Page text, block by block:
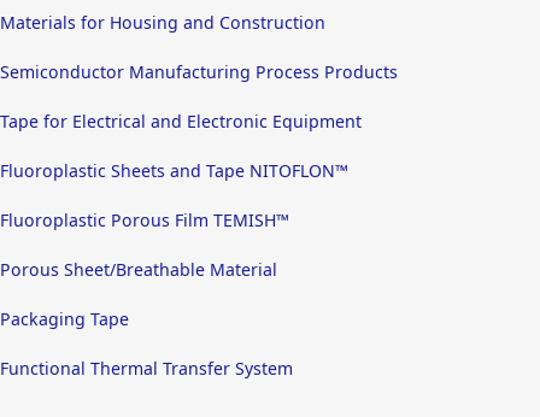
Materials for Housing and Construction
Semiconductor Manufacturing Process Products
Tape for Electrical and Electronic Equipment
Fluoroplastic Sheets and Tape NITOFLON™
Fluoroplastic Porous Film TEMISH™
Porous Sheet/Breathable Material
Packaging Tape
Functional Thermal Transfer System